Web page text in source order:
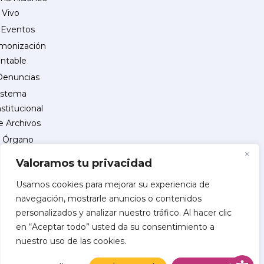
Valoramos tu privacidad
Usamos cookies para mejorar su experiencia de
navegación, mostrarle anuncios o contenidos
personalizados y analizar nuestro tráfico. Al hacer clic
en “Aceptar todo” usted da su consentimiento a
nuestro uso de las cookies.
Eventos
Archivos
Órgano
Control
INSCRIPCIÓN
PROVEEDORES